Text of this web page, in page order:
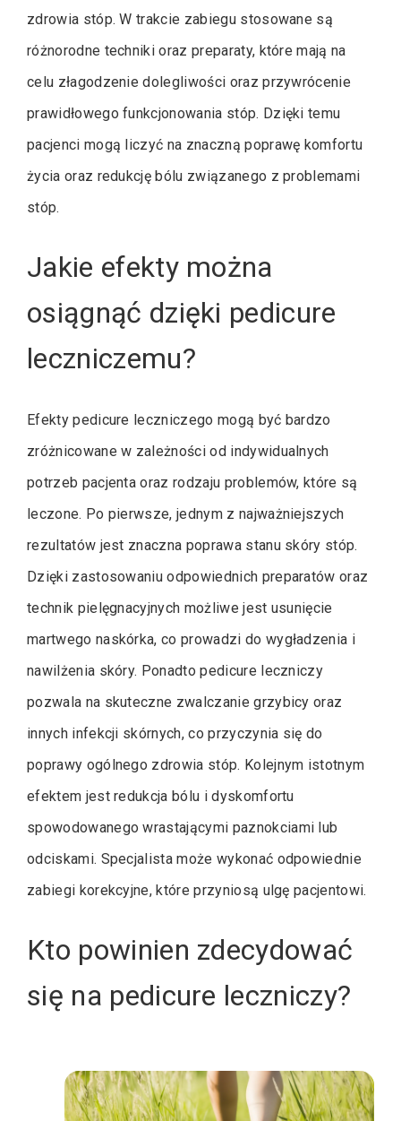
zdrowia stóp. W trakcie zabiegu stosowane są
różnorodne techniki oraz preparaty, które mają na
celu złagodzenie dolegliwości oraz przywrócenie
prawidłowego funkcjonowania stóp. Dzięki temu
pacjenci mogą liczyć na znaczną poprawę komfortu
życia oraz redukcję bólu związanego z problemami
stóp.
Jakie efekty można
osiągnąć dzięki pedicure
leczniczemu?
Efekty pedicure leczniczego mogą być bardzo
zróżnicowane w zależności od indywidualnych
potrzeb pacjenta oraz rodzaju problemów, które są
leczone. Po pierwsze, jednym z najważniejszych
rezultatów jest znaczna poprawa stanu skóry stóp.
Dzięki zastosowaniu odpowiednich preparatów oraz
technik pielęgnacyjnych możliwe jest usunięcie
martwego naskórka, co prowadzi do wygładzenia i
nawilżenia skóry. Ponadto pedicure leczniczy
pozwala na skuteczne zwalczanie grzybicy oraz
innych infekcji skórnych, co przyczynia się do
poprawy ogólnego zdrowia stóp. Kolejnym istotnym
efektem jest redukcja bólu i dyskomfortu
spowodowanego wrastającymi paznokciami lub
odciskami. Specjalista może wykonać odpowiednie
zabiegi korekcyjne, które przyniosą ulgę pacjentowi.
Kto powinien zdecydować
się na pedicure leczniczy?